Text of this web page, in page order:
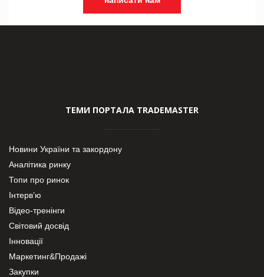
ТЕМИ ПОРТАЛА TRADEMASTER
Новини України та закордону
Аналітика ринку
Топи про ринок
Інтерв’ю
Відео-тренінги
Світовий досвід
Інновації
Маркетинг&Продажі
Закупки